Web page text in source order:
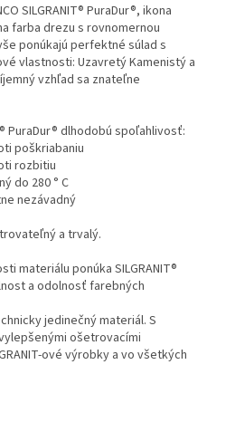
SILGRANIT® PuraDur®, ikona
farba drezu s rovnomernou
ponúkajú perfektné súlad s
vlastnosti: Uzavretý Kamenistý a
vzhľad sa znateľne
PuraDur® dlhodobú spoľahlivosť:
poškriabaniu
rozbitiu
do 280 ° C
nezávadný
a trvalý.
materiálu ponúka SILGRANIT®
a odolnosť farebných
jedinečný materiál. S
ošetrovacími
ové výrobky a vo všetkých